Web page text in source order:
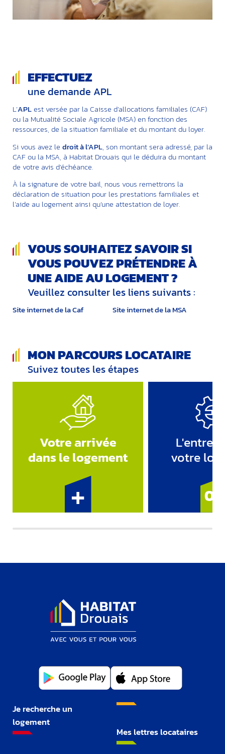
EFFECTUEZ
une demande APL
L’APLest versée par la Caisse d’allocations familiales (CAF)
ou la Mutualité Sociale Agricole (MSA) en fonction des
ressources, de la situation familiale et du montant du loyer.
Si vous avez le droit à l’APL, son montant sera adressé, par la
CAF ou la MSA, à Habitat Drouais qui le déduira du montant
de votre avis d’échéance.
À la signature de votre bail, nous vous remettrons la
déclaration de situation pour les prestations familiales et
l’aide au logement ainsi qu’une attestation de loyer.
VOUS SOUHAITEZ SAVOIR SI
VOUS POUVEZ PRÉTENDRE À
UNE AIDE AU LOGEMENT ?
Veuillez consulter les liens suivants :
Site internet de la Caf Site internet de la MSA
MON PARCOURS LOCATAIRE
Suivez toutes les étapes
Votre arrivée
dans le logement
+
votre
02
Je recherche un
logement
Mes lettres locataires